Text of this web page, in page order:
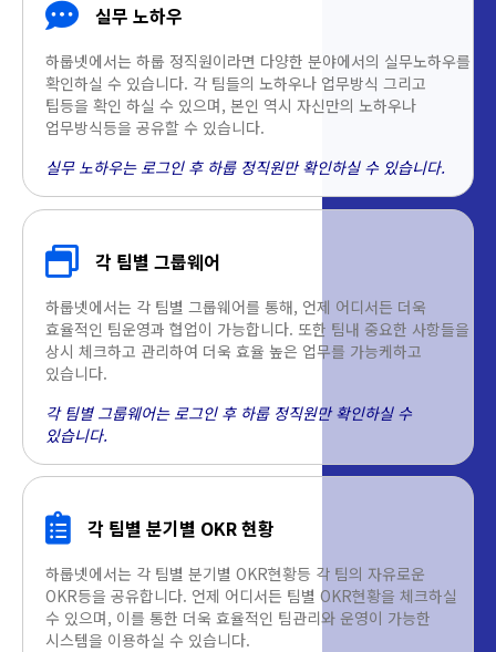
실무 노하우
하룹넷에서는 하룹 정직원이라면 다양한 분야에서의 실무노하우를
확인하실 수 있습니다. 각 팀들의 노하우나 업무방식 그리고
팁등을 확인 하실 수 있으며, 본인 역시 자신만의 노하우나
업무방식등을 공유할 수 있습니다.
실무 노하우는 로그인 후 하룹 정직원만 확인하실 수 있습니다.
각 팀별 그룹웨어
하룹넷에서는 각 팀별 그룹웨어를 통해, 언제 어디서든 더욱
효율적인 팀운영과 협업이 가능합니다. 또한 팀내 중요한 사항들을
상시 체크하고 관리하여 더욱 효율 높은 업무를 가능케하고
있습니다.
각 팀별 그룹웨어는 로그인 후 하룹 정직원만 확인하실 수
있습니다.
각 팀별 분기별 OKR 현황
하룹넷에서는 각 팀별 분기별 OKR현황등 각 팀의 자유로운
OKR등을 공유합니다. 언제 어디서든 팀별 OKR현황을 체크하실
수 있으며, 이를 통한 더욱 효율적인 팀관리와 운영이 가능한
시스템을 이용하실 수 있습니다.